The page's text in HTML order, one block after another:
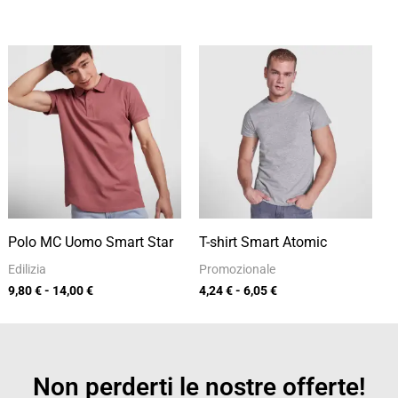
Polo MC Uomo Smart Star
Edilizia
9,80€- 14,00€
Fascia
di
prezzo:
9,80 €
a
14,00 €
T-shirt Smart Atomic
Promozionale
4,24€- 6,05€
Fascia
di
prezzo:
da
4,24 €
Non perderti le nostre offerte!